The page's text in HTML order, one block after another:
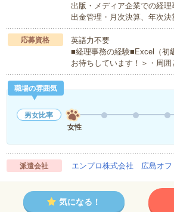
出版・メディア企業での経
出金管理・月次決算、年次
応募資格
英語力不要
■経理事務の経験■Excel（初
お待ちしています！＞・周
職場の雰囲気
男女比率
女性
派遣会社 エンプロ株式会社 広島オフ
気になる！